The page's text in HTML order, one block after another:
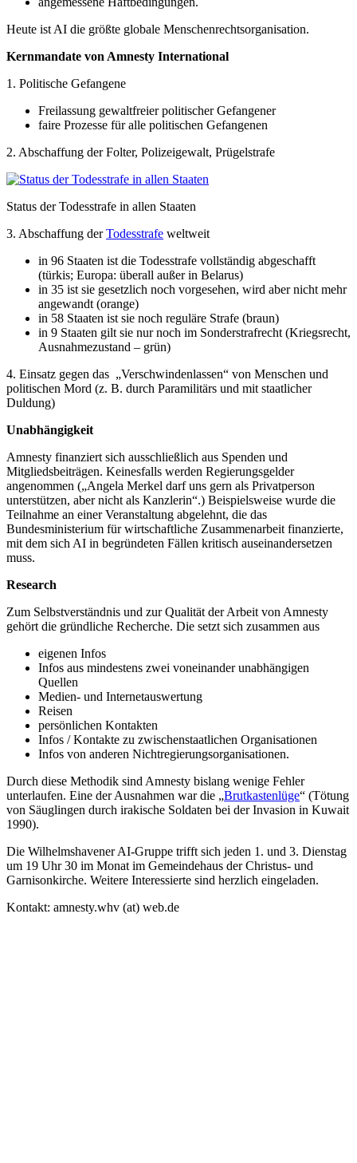
Heute ist AI die größte globale Menschenrechtsorganisation.
Kernmandate von Amnesty International
1. Politische Gefangene
Freilassung gewaltfreier politischer Gefangener
faire Prozesse für alle politischen Gefangenen
2. Abschaffung der Folter, Polizeigewalt, Prügelstrafe
Status der Todesstrafe in allen Staaten
3. Abschaffung derTodesstrafe weltweit
in 96 Staaten ist die Todesstrafe vollständig abgeschafft
(türkis; Europa: überall außer in Belarus)
in 35 ist sie gesetzlich noch vorgesehen, wird aber nicht mehr
angewandt (orange)
in 58 Staaten ist sie noch reguläre Strafe (braun)
in 9 Staaten gilt sie nur noch im Sonderstrafrecht (Kriegsrecht,
Ausnahmezustand – grün)
4. Einsatz gegen das „Verschwindenlassen“ von Menschen und
politischen Mord (z. B. durch Paramilitärs und mit staatlicher
Duldung)
Unabhängigkeit
Amnesty finanziert sich ausschließlich aus Spenden und
Mitgliedsbeiträgen. Keinesfalls werden Regierungsgelder
angenommen („Angela Merkel darf uns gern als Privatperson
unterstützen, aber nicht als Kanzlerin“.) Beispielsweise wurde die
Teilnahme an einer Veranstaltung abgelehnt, die das
Bundesministerium für wirtschaftliche Zusammenarbeit finanzierte,
mit dem sich AI in begründeten Fällen kritisch auseinandersetzen
muss.
Research
Zum Selbstverständnis und zur Qualität der Arbeit von Amnesty
gehört die gründliche Recherche. Die setzt sich zusammen aus
eigenen Infos
Infos aus mindestens zwei voneinander unabhängigen
Quellen
Medien- und Internetauswertung
Reisen
persönlichen Kontakten
Infos / Kontakte zu zwischenstaatlichen Organisationen
Infos von anderen Nichtregierungsorganisationen.
Durch diese Methodik sind Amnesty bislang wenige Fehler
unterlaufen. Eine der Ausnahmen war die „Brutkastenlüge“ (Tötung
von Säuglingen durch irakische Soldaten bei der Invasion in Kuwait
1990).
Die Wilhelmshavener AI-Gruppe trifft sich jeden 1. und 3. Dienstag
um 19 Uhr 30 im Monat im Gemeindehaus der Christus- und
Garnisonkirche. Weitere Interessierte sind herzlich eingeladen.
Kontakt: amnesty.whv (at) web.de